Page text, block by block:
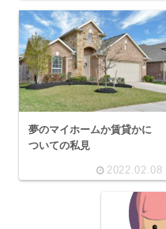
夢のマイホームか賃貸かに
ついての私見
2022.02.08